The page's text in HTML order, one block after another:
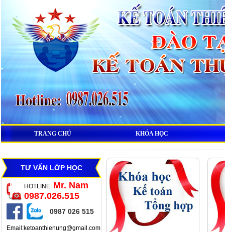
TRANG CHỦ KHÓA HỌC
TƯ VẤN LỚP HỌC
HOTLINE: Mr. Nam
0987.026.515
0987 026 515
Email:ketoanthienung@gmail.com